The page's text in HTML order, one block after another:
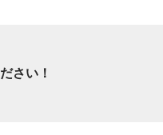
さい！